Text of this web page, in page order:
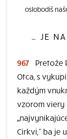
oslobodíš
… JE
967
Pretože
Otca, s
každým
vzorom viery
Cirkvi,“ ba je